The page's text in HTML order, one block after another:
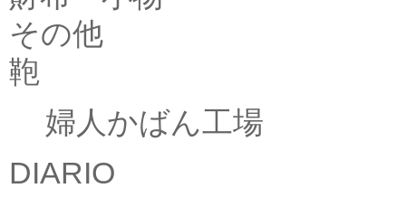
その他
鞄
婦人かばん工場
DIARIO